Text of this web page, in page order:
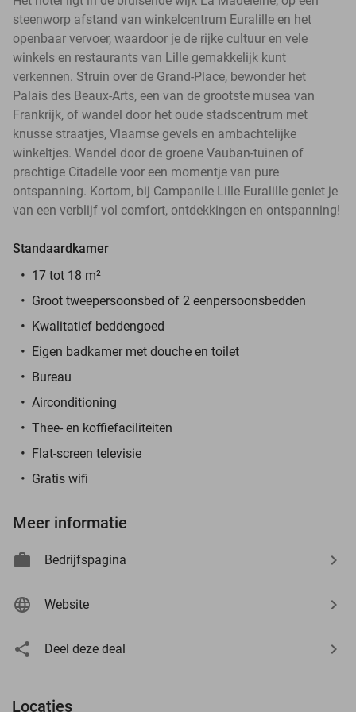
steenworp afstand van winkelcentrum Euralille en het
openbaar vervoer, waardoor je de rijke cultuur en vele
winkels en restaurants van Lille gemakkelijk kunt
verkennen. Struin over de Grand-Place, bewonder het
Palais des Beaux-Arts, een van de grootste musea van
Frankrijk, of wandel door het oude stadscentrum met
knusse straatjes, Vlaamse gevels en ambachtelijke
winkeltjes. Wandel door de groene Vauban-tuinen of
prachtige Citadelle voor een momentje van pure
ontspanning. Kortom, bij Campanile Lille Euralille geniet je
van een verblijf vol comfort, ontdekkingen en ontspanning!
Standaardkamer
17 tot 18 m²
Groot tweepersoonsbed of 2 eenpersoonsbedden
Kwalitatief beddengoed
Eigen badkamer met douche en toilet
Bureau
Airconditioning
Thee- en koffiefaciliteiten
Flat-screen televisie
Gratis wifi
Meer informatie
Bedrijfspagina
Website
Deel deze deal
Locaties